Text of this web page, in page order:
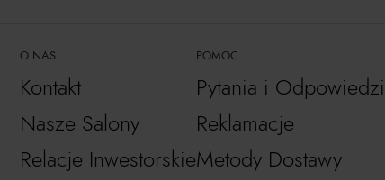
O NAS
Kontakt
Nasze Salony
Relacje Inwestorskie
POMOC
Pytania i Odpowiedzi
Reklamacje
Metody Dostawy